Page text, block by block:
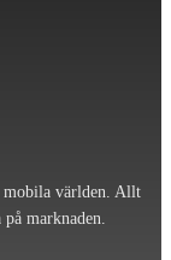
mobila världen. Allt
marknaden.